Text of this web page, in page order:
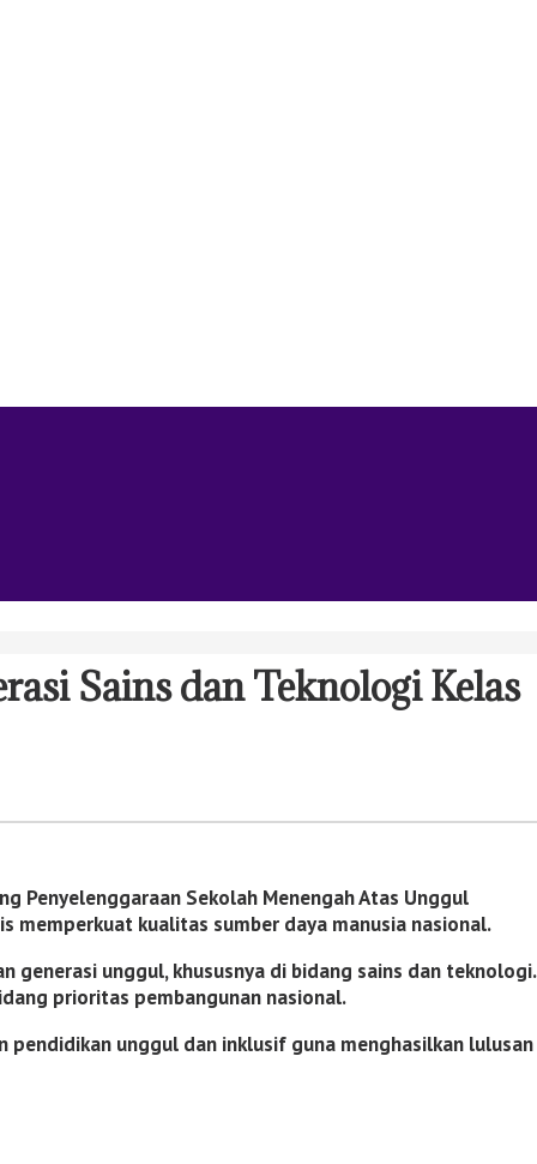
Sains dan Teknologi Kelas
Penyelenggaraan Sekolah Menengah Atas Unggul
kualitas sumber daya manusia nasional.
generasi unggul, khususnya di bidang sains dan teknologi.
prioritas pembangunan nasional.
pendidikan unggul dan inklusif guna menghasilkan lulusan